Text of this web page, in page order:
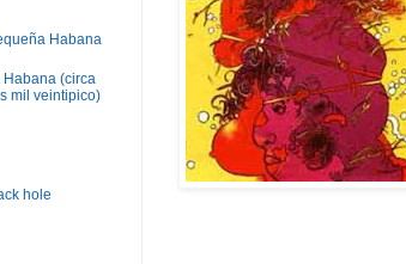
Habana
Habana (circa
mil veintipico)
hole